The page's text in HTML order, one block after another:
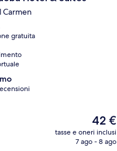
Carmen
gratuita
Il
prezzo
attuale
42 €
tasse e oneri inclusi
7 ago - 8 ago